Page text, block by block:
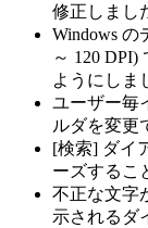
修正しまし
Windows の
～ 120
ようにしま
ユーザー毎
ルダを変更
[検索] ダイ
ーズするこ
不正な文字
示されるダ